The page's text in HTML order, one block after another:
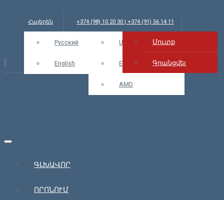
Հայերեն
Русский
English
+374 (98) 10 20 30 | +374 (91) 56 14 11
info@bars.am RUB USD
EUR
AMD
Մուտք Մուտք
Գրանցվել
ԳԼԽԱՎՈՐ
ՈՐՈՆՈՒՄ